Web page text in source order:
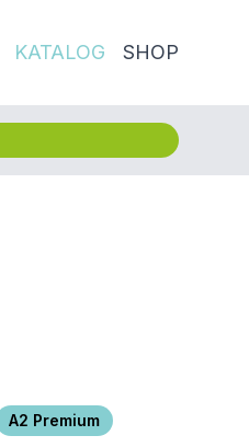
KATALOG SHOP
A2 Premium